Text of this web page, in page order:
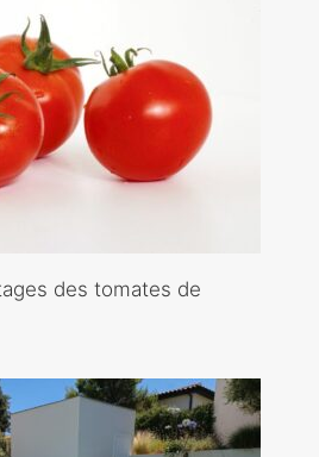
des tomates de